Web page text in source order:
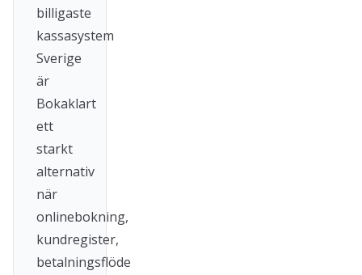
billigaste
kassasystem
Sverige
är
Bokaklart
ett
starkt
alternativ
när
onlinebokning,
kundregister,
betalningsflöde